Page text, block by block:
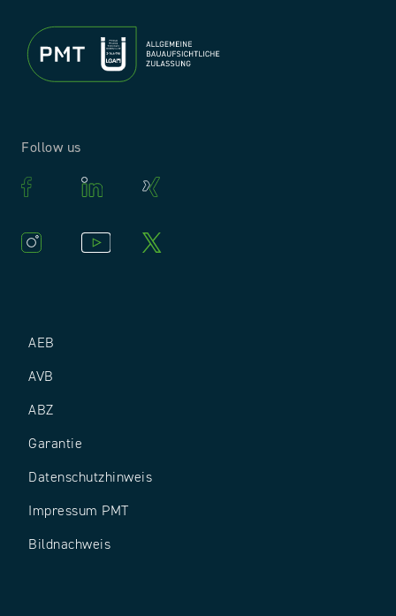
AEB
AVB
ABZ
Garantie
Datenschutz­hinweis
Impressum PMT
Bildnachweis
Follow us